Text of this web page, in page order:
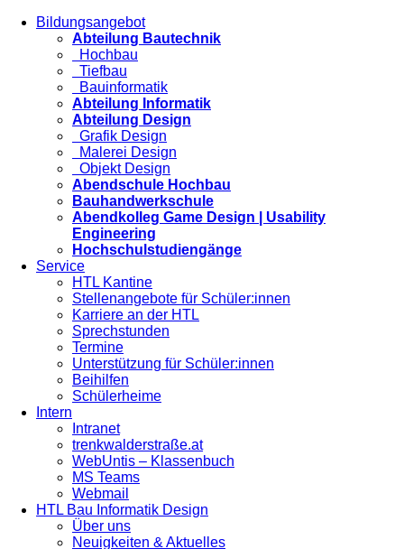
Bildungsangebot
Abteilung Bautechnik
Hochbau
Tiefbau
Bauinformatik
Abteilung Informatik
Abteilung Design
Grafik Design
Malerei Design
Objekt Design
Abendschule Hochbau
Bauhandwerkschule
Abendkolleg Game Design | Usability
Engineering
Hochschulstudiengänge
Service
HTL Kantine
Stellenangebote für Schüler:innen
Karriere an der HTL
Sprechstunden
Termine
Unterstützung für Schüler:innen
Beihilfen
Schülerheime
Intern
Intranet
trenkwalderstraße.at
WebUntis – Klassenbuch
MS Teams
Webmail
HTL Bau Informatik Design
Über uns
Neuigkeiten & Aktuelles